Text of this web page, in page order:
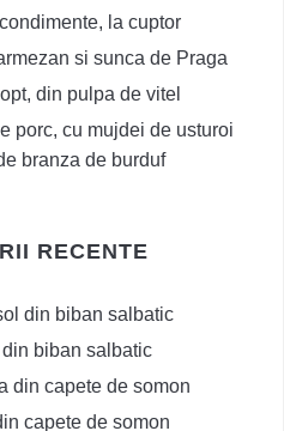
la cuptor
si sunca de Praga
din pulpa de vitel
porc, cu mujdei de usturoi
branza de burduf
RECENTE
din biban salbatic
biban salbatic
din capete de somon
capete de somon